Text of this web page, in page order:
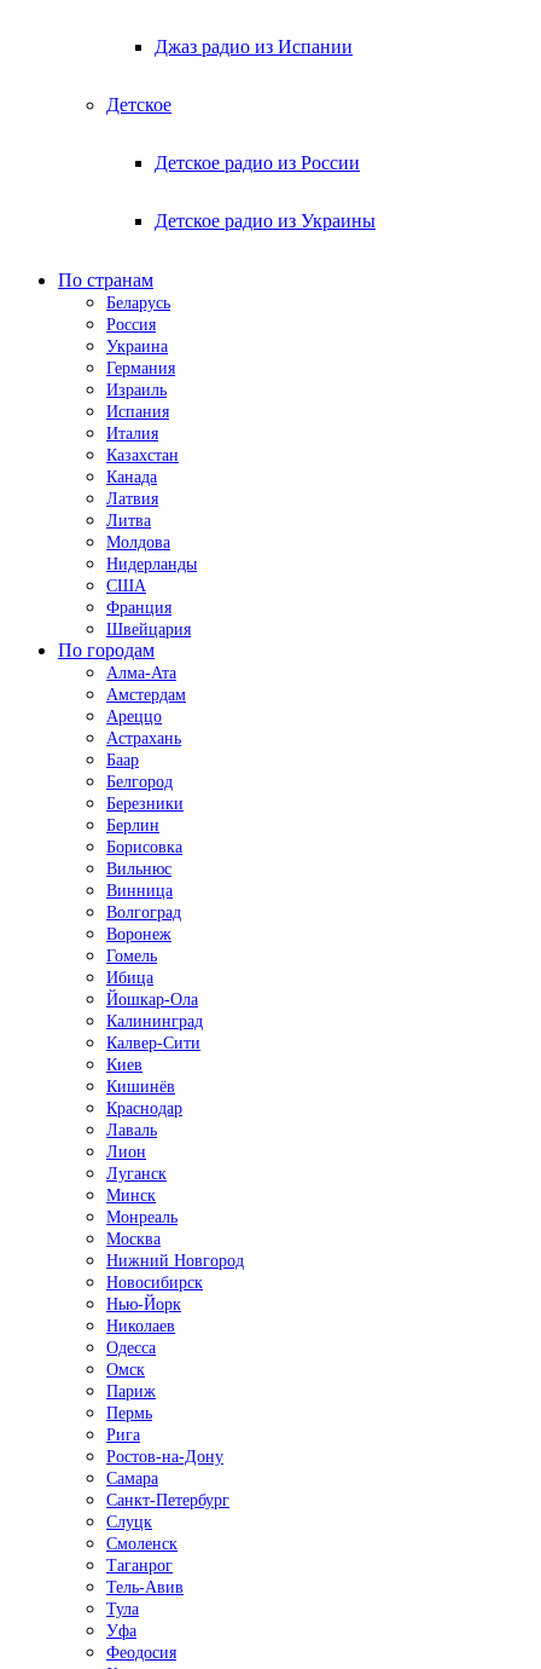
Джаз радио из Испании
Детское
Детское радио из России
Детское радио из Украины
По странам
Беларусь
Россия
Украина
Германия
Израиль
Испания
Италия
Казахстан
Канада
Латвия
Литва
Молдова
Нидерланды
США
Франция
Швейцария
По городам
Алма-Ата
Амстердам
Ареццо
Астрахань
Баар
Белгород
Березники
Берлин
Борисовка
Вильнюс
Винница
Волгоград
Воронеж
Гомель
Ибица
Йошкар-Ола
Калининград
Калвер-Сити
Киев
Кишинёв
Краснодар
Лаваль
Лион
Луганск
Минск
Монреаль
Москва
Нижний Новгород
Новосибирск
Нью-Йорк
Николаев
Одесса
Омск
Париж
Пермь
Рига
Ростов-на-Дону
Самара
Санкт-Петербург
Слуцк
Смоленск
Таганрог
Тель-Авив
Тула
Уфа
Феодосия